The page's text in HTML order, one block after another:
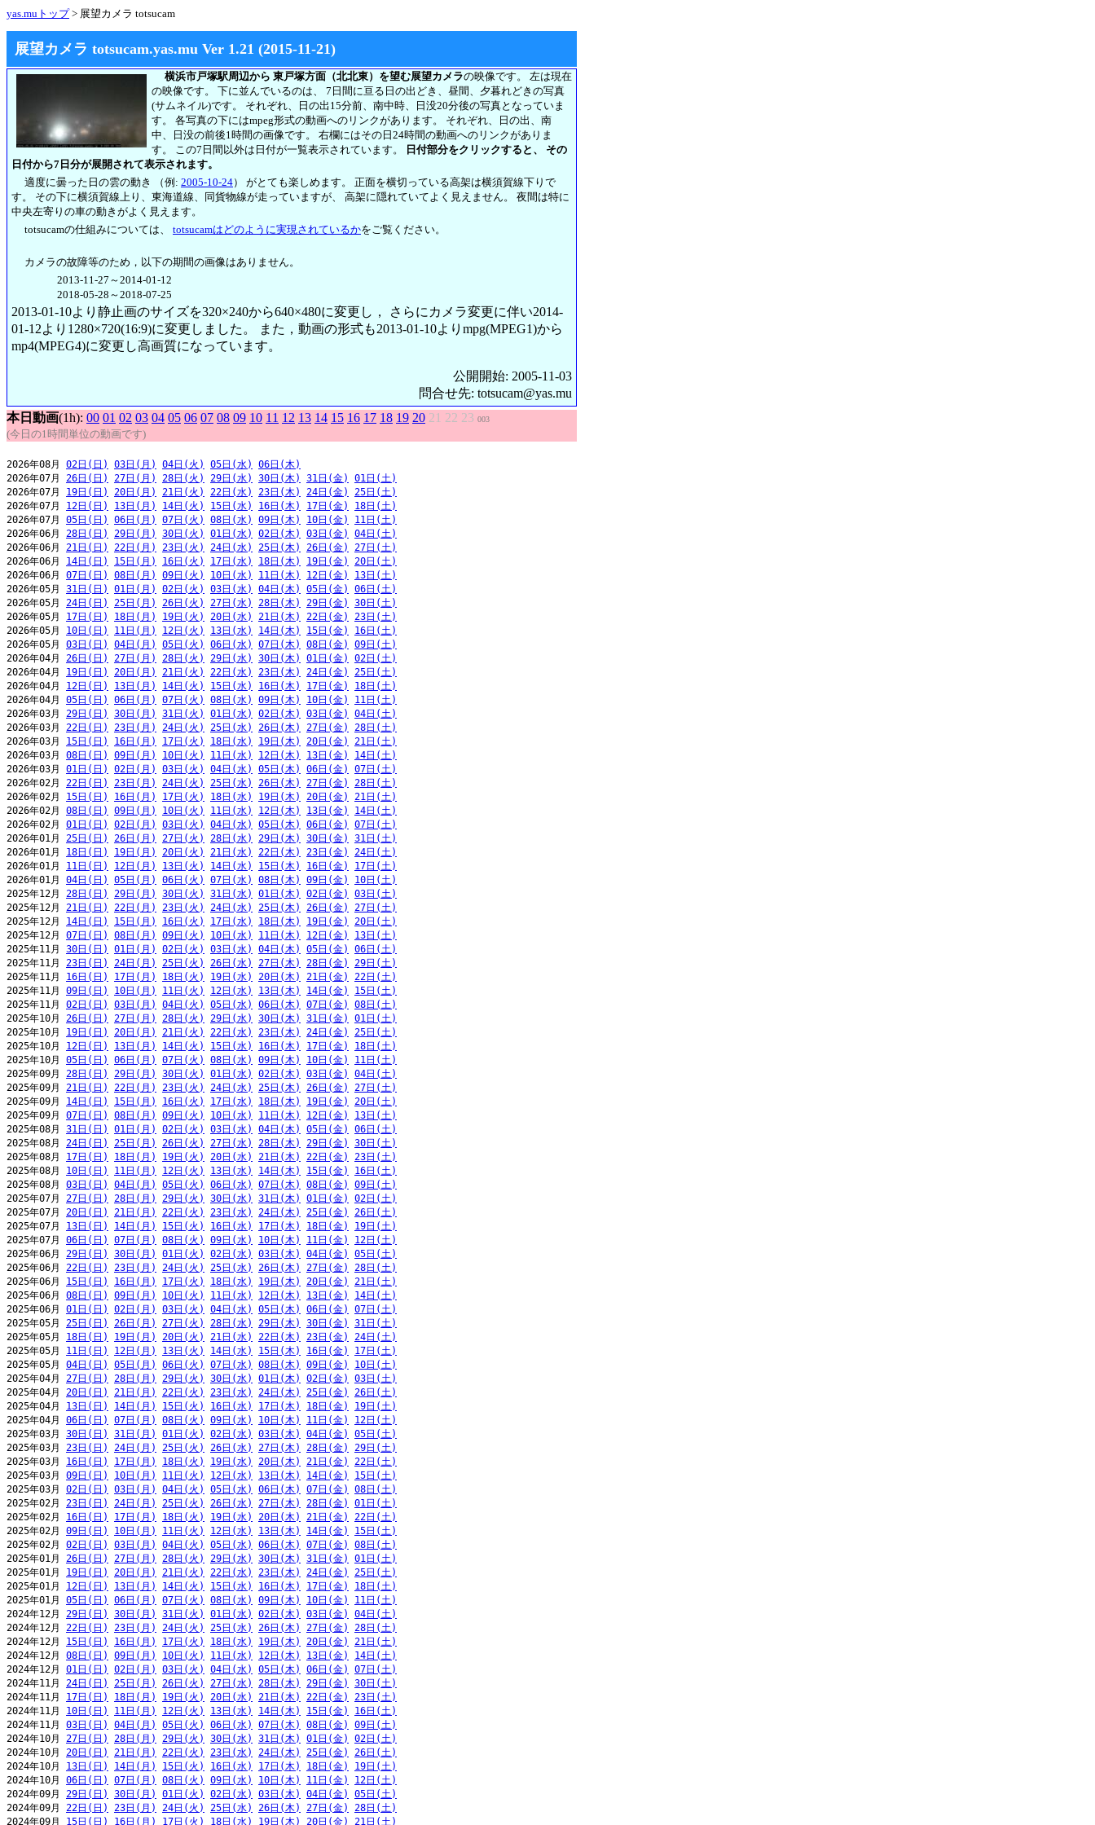
yas.muトップ> 展望カメラ totsucam
展望カメラ totsucam.yas.mu Ver 1.21 (2015-11-21)
横浜市戸塚駅周辺から 東戸塚方面（北北東）を望む展望カメラの映像です。 左は現在
の映像です。 下に並んでいるのは、 7日間に亘る日の出どき、昼間、夕暮れどきの写真
(サムネイル)です。 それぞれ、日の出15分前、南中時、日没20分後の写真となっていま
す。 各写真の下にはmpeg形式の動画へのリンクがあります。 それぞれ、日の出、南
中、日没の前後1時間の画像です。 右欄にはその日24時間の動画へのリンクがありま
す。 この7日間以外は日付が一覧表示されています。
日付部分をクリックすると、 その
日付から7日分が展開されて表示されます。
適度に曇った日の雲の動き （例: 2005-10-24） がとても楽しめます。 正面を横切っている高架は横須賀線下りで
す。 その下に横須賀線上り、東海道線、同貨物線が走っていますが、 高架に隠れていてよく見えません。 夜間は特に
中央左寄りの車の動きがよく見えます。
totsucamの仕組みについては、 totsucamはどのように実現されているかをご覧ください。
カメラの故障等のため，以下の期間の画像はありません。
2013-11-27～2014-01-12
2018-05-28～2018-07-25
2013-01-10より静止画のサイズを320×240から640×480に変更し， さらにカメラ変更に伴い2014-
01-12より1280×720(16:9)に変更しました。 また，動画の形式も2013-01-10よりmpg(MPEG1)から
mp4(MPEG4)に変更し高画質になっています。
公開開始: 2005-11-03
問合せ先: totsucam@yas.mu
本日動画(1h): 00 01 02 03 04 05 06 07 08 09 10 11 12 13 14 15 16 17 18 19 20 21 22 23 003
(今日の1時間単位の動画です)
2026年08月 02日(日) 03日(月) 04日(火) 05日(水)
06日(木)
2026年07月 26日(日) 27日(月) 28日(火) 29日(水) 30日(木) 31日(金)
01日(土)
2026年07月 19日(日) 20日(月) 21日(火) 22日(水) 23日(木) 24日(金)
25日(土)
2026年07月 12日(日) 13日(月) 14日(火) 15日(水) 16日(木) 17日(金)
18日(土)
2026年07月 05日(日) 06日(月) 07日(火) 08日(水) 09日(木) 10日(金)
11日(土)
2026年06月 28日(日) 29日(月) 30日(火) 01日(水) 02日(木) 03日(金)
04日(土)
2026年06月 21日(日) 22日(月) 23日(火) 24日(水) 25日(木) 26日(金)
27日(土)
2026年06月 14日(日) 15日(月) 16日(火) 17日(水) 18日(木) 19日(金)
20日(土)
2026年06月 07日(日) 08日(月) 09日(火) 10日(水) 11日(木) 12日(金)
13日(土)
2026年05月 31日(日) 01日(月) 02日(火) 03日(水) 04日(木) 05日(金)
06日(土)
2026年05月 24日(日) 25日(月) 26日(火) 27日(水) 28日(木) 29日(金)
30日(土)
2026年05月 17日(日) 18日(月) 19日(火) 20日(水) 21日(木) 22日(金)
23日(土)
2026年05月 10日(日) 11日(月) 12日(火) 13日(水) 14日(木) 15日(金)
16日(土)
2026年05月 03日(日) 04日(月) 05日(火) 06日(水) 07日(木) 08日(金)
09日(土)
2026年04月 26日(日) 27日(月) 28日(火) 29日(水) 30日(木) 01日(金)
02日(土)
2026年04月 19日(日) 20日(月) 21日(火) 22日(水) 23日(木) 24日(金)
25日(土)
2026年04月 12日(日) 13日(月) 14日(火) 15日(水) 16日(木) 17日(金)
18日(土)
2026年04月 05日(日) 06日(月) 07日(火) 08日(水) 09日(木) 10日(金)
11日(土)
2026年03月 29日(日) 30日(月) 31日(火) 01日(水) 02日(木) 03日(金)
04日(土)
2026年03月 22日(日) 23日(月) 24日(火) 25日(水) 26日(木) 27日(金)
28日(土)
2026年03月 15日(日) 16日(月) 17日(火) 18日(水) 19日(木) 20日(金)
21日(土)
2026年03月 08日(日) 09日(月) 10日(火) 11日(水) 12日(木) 13日(金)
14日(土)
2026年03月 01日(日) 02日(月) 03日(火) 04日(水) 05日(木) 06日(金)
07日(土)
2026年02月 22日(日) 23日(月) 24日(火) 25日(水) 26日(木) 27日(金)
28日(土)
2026年02月 15日(日) 16日(月) 17日(火) 18日(水) 19日(木) 20日(金)
21日(土)
2026年02月 08日(日) 09日(月) 10日(火) 11日(水) 12日(木) 13日(金)
14日(土)
2026年02月 01日(日) 02日(月) 03日(火) 04日(水) 05日(木) 06日(金)
07日(土)
2026年01月 25日(日) 26日(月) 27日(火) 28日(水) 29日(木) 30日(金)
31日(土)
2026年01月 18日(日) 19日(月) 20日(火) 21日(水) 22日(木) 23日(金)
24日(土)
2026年01月 11日(日) 12日(月) 13日(火) 14日(水) 15日(木) 16日(金)
17日(土)
2026年01月 04日(日) 05日(月) 06日(火) 07日(水) 08日(木) 09日(金)
10日(土)
2025年12月 28日(日) 29日(月) 30日(火) 31日(水) 01日(木) 02日(金)
03日(土)
2025年12月 21日(日) 22日(月) 23日(火) 24日(水) 25日(木) 26日(金)
27日(土)
2025年12月 14日(日) 15日(月) 16日(火) 17日(水) 18日(木) 19日(金)
20日(土)
2025年12月 07日(日) 08日(月) 09日(火) 10日(水) 11日(木) 12日(金)
13日(土)
2025年11月 30日(日) 01日(月) 02日(火) 03日(水) 04日(木) 05日(金)
06日(土)
2025年11月 23日(日) 24日(月) 25日(火) 26日(水) 27日(木) 28日(金)
29日(土)
2025年11月 16日(日) 17日(月) 18日(火) 19日(水) 20日(木) 21日(金)
22日(土)
2025年11月 09日(日) 10日(月) 11日(火) 12日(水) 13日(木) 14日(金)
15日(土)
2025年11月 02日(日) 03日(月) 04日(火) 05日(水) 06日(木) 07日(金)
08日(土)
2025年10月 26日(日) 27日(月) 28日(火) 29日(水) 30日(木) 31日(金)
01日(土)
2025年10月 19日(日) 20日(月) 21日(火) 22日(水) 23日(木) 24日(金)
25日(土)
2025年10月 12日(日) 13日(月) 14日(火) 15日(水) 16日(木) 17日(金)
18日(土)
2025年10月 05日(日) 06日(月) 07日(火) 08日(水) 09日(木) 10日(金)
11日(土)
2025年09月 28日(日) 29日(月) 30日(火) 01日(水) 02日(木) 03日(金)
04日(土)
2025年09月 21日(日) 22日(月) 23日(火) 24日(水) 25日(木) 26日(金)
27日(土)
2025年09月 14日(日) 15日(月) 16日(火) 17日(水) 18日(木) 19日(金)
20日(土)
2025年09月 07日(日) 08日(月) 09日(火) 10日(水) 11日(木) 12日(金)
13日(土)
2025年08月 31日(日) 01日(月) 02日(火) 03日(水) 04日(木) 05日(金)
06日(土)
2025年08月 24日(日) 25日(月) 26日(火) 27日(水) 28日(木) 29日(金)
30日(土)
2025年08月 17日(日) 18日(月) 19日(火) 20日(水) 21日(木) 22日(金)
23日(土)
2025年08月 10日(日) 11日(月) 12日(火) 13日(水) 14日(木) 15日(金)
16日(土)
2025年08月 03日(日) 04日(月) 05日(火) 06日(水) 07日(木) 08日(金)
09日(土)
2025年07月 27日(日) 28日(月) 29日(火) 30日(水) 31日(木) 01日(金)
02日(土)
2025年07月 20日(日) 21日(月) 22日(火) 23日(水) 24日(木) 25日(金)
26日(土)
2025年07月 13日(日) 14日(月) 15日(火) 16日(水) 17日(木) 18日(金)
19日(土)
2025年07月 06日(日) 07日(月) 08日(火) 09日(水) 10日(木) 11日(金)
12日(土)
2025年06月 29日(日) 30日(月) 01日(火) 02日(水) 03日(木) 04日(金)
05日(土)
2025年06月 22日(日) 23日(月) 24日(火) 25日(水) 26日(木) 27日(金)
28日(土)
2025年06月 15日(日) 16日(月) 17日(火) 18日(水) 19日(木) 20日(金)
21日(土)
2025年06月 08日(日) 09日(月) 10日(火) 11日(水) 12日(木) 13日(金)
14日(土)
2025年06月 01日(日) 02日(月) 03日(火) 04日(水) 05日(木) 06日(金)
07日(土)
2025年05月 25日(日) 26日(月) 27日(火) 28日(水) 29日(木) 30日(金)
31日(土)
2025年05月 18日(日) 19日(月) 20日(火) 21日(水) 22日(木) 23日(金)
24日(土)
2025年05月 11日(日) 12日(月) 13日(火) 14日(水) 15日(木) 16日(金)
17日(土)
2025年05月 04日(日) 05日(月) 06日(火) 07日(水) 08日(木) 09日(金)
10日(土)
2025年04月 27日(日) 28日(月) 29日(火) 30日(水) 01日(木) 02日(金)
03日(土)
2025年04月 20日(日) 21日(月) 22日(火) 23日(水) 24日(木) 25日(金)
26日(土)
2025年04月 13日(日) 14日(月) 15日(火) 16日(水) 17日(木) 18日(金)
19日(土)
2025年04月 06日(日) 07日(月) 08日(火) 09日(水) 10日(木) 11日(金)
12日(土)
2025年03月 30日(日) 31日(月) 01日(火) 02日(水) 03日(木) 04日(金)
05日(土)
2025年03月 23日(日) 24日(月) 25日(火) 26日(水) 27日(木) 28日(金)
29日(土)
2025年03月 16日(日) 17日(月) 18日(火) 19日(水) 20日(木) 21日(金)
22日(土)
2025年03月 09日(日) 10日(月) 11日(火) 12日(水) 13日(木) 14日(金)
15日(土)
2025年03月 02日(日) 03日(月) 04日(火) 05日(水) 06日(木) 07日(金)
08日(土)
2025年02月 23日(日) 24日(月) 25日(火) 26日(水) 27日(木) 28日(金)
01日(土)
2025年02月 16日(日) 17日(月) 18日(火) 19日(水) 20日(木) 21日(金)
22日(土)
2025年02月 09日(日) 10日(月) 11日(火) 12日(水) 13日(木) 14日(金)
15日(土)
2025年02月 02日(日) 03日(月) 04日(火) 05日(水) 06日(木) 07日(金)
08日(土)
2025年01月 26日(日) 27日(月) 28日(火) 29日(水) 30日(木) 31日(金)
01日(土)
2025年01月 19日(日) 20日(月) 21日(火) 22日(水) 23日(木) 24日(金)
25日(土)
2025年01月 12日(日) 13日(月) 14日(火) 15日(水) 16日(木) 17日(金)
18日(土)
2025年01月 05日(日) 06日(月) 07日(火) 08日(水) 09日(木) 10日(金)
11日(土)
2024年12月 29日(日) 30日(月) 31日(火) 01日(水) 02日(木) 03日(金)
04日(土)
2024年12月 22日(日) 23日(月) 24日(火) 25日(水) 26日(木) 27日(金)
28日(土)
2024年12月 15日(日) 16日(月) 17日(火) 18日(水) 19日(木) 20日(金)
21日(土)
2024年12月 08日(日) 09日(月) 10日(火) 11日(水) 12日(木) 13日(金)
14日(土)
2024年12月 01日(日) 02日(月) 03日(火) 04日(水) 05日(木) 06日(金)
07日(土)
2024年11月 24日(日) 25日(月) 26日(火) 27日(水) 28日(木) 29日(金)
30日(土)
2024年11月 17日(日) 18日(月) 19日(火) 20日(水) 21日(木) 22日(金)
23日(土)
2024年11月 10日(日) 11日(月) 12日(火) 13日(水) 14日(木) 15日(金)
16日(土)
2024年11月 03日(日) 04日(月) 05日(火) 06日(水) 07日(木) 08日(金)
09日(土)
2024年10月 27日(日) 28日(月) 29日(火) 30日(水) 31日(木) 01日(金)
02日(土)
2024年10月 20日(日) 21日(月) 22日(火) 23日(水) 24日(木) 25日(金)
26日(土)
2024年10月 13日(日) 14日(月) 15日(火) 16日(水) 17日(木) 18日(金)
19日(土)
2024年10月 06日(日) 07日(月) 08日(火) 09日(水) 10日(木) 11日(金)
12日(土)
2024年09月 29日(日) 30日(月) 01日(火) 02日(水) 03日(木) 04日(金)
05日(土)
2024年09月 22日(日) 23日(月) 24日(火) 25日(水) 26日(木) 27日(金)
28日(土)
2024年09月 15日(日) 16日(月) 17日(火) 18日(水) 19日(木) 20日(金)
21日(土)